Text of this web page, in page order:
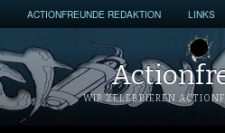
ACTIONFREUNDE REDAKTION LINKS
WIR ZELEBRIEREN